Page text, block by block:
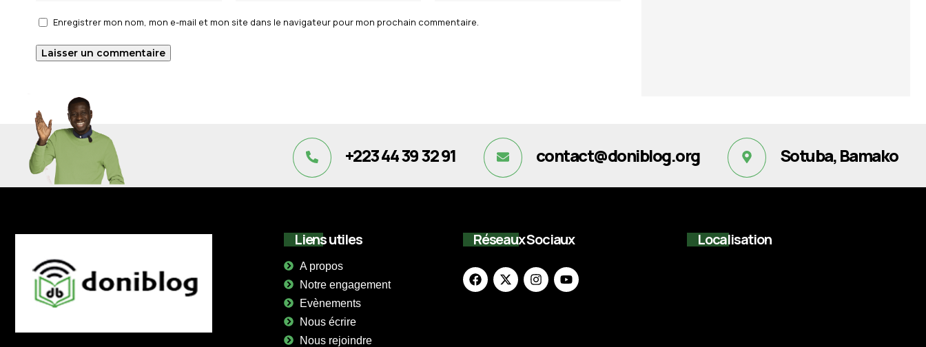
Enregistrer mon nom, mon e-mail et mon site dans le navigateur pour mon prochain commentaire.
+223 44 39 32 91 contact@doniblog.org Sotuba, Bamako
Liens utiles
A propos
Notre engagement
Evènements
Nous écrire
Nous rejoindre
Réseaux Sociaux Localisation